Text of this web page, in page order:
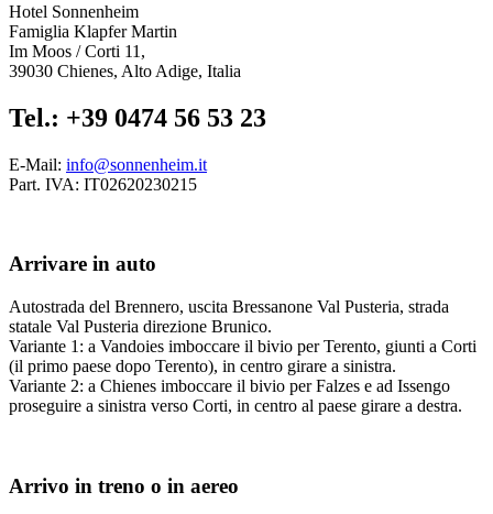
Hotel Sonnenheim
Famiglia Klapfer Martin
Im Moos / Corti 11,
39030 Chienes, Alto Adige, Italia
Tel.: +39 0474 56 53 23
E-Mail: info@sonnenheim.it
Part. IVA: IT02620230215
Arrivare in auto
Autostrada del Brennero, uscita Bressanone Val Pusteria, strada
statale Val Pusteria direzione Brunico.
Variante 1: a Vandoies imboccare il bivio per Terento, giunti a Corti
(il primo paese dopo Terento), in centro girare a sinistra.
Variante 2: a Chienes imboccare il bivio per Falzes e ad Issengo
proseguire a sinistra verso Corti, in centro al paese girare a destra.
Arrivo in treno o in aereo